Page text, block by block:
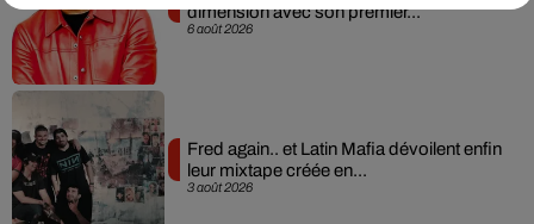
6 août 2026
dimension avec son premier...
3 août 2026
Fred again.. et Latin Mafia dévoilent enfin
leur mixtape créée en...